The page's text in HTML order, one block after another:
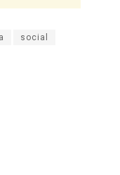
social